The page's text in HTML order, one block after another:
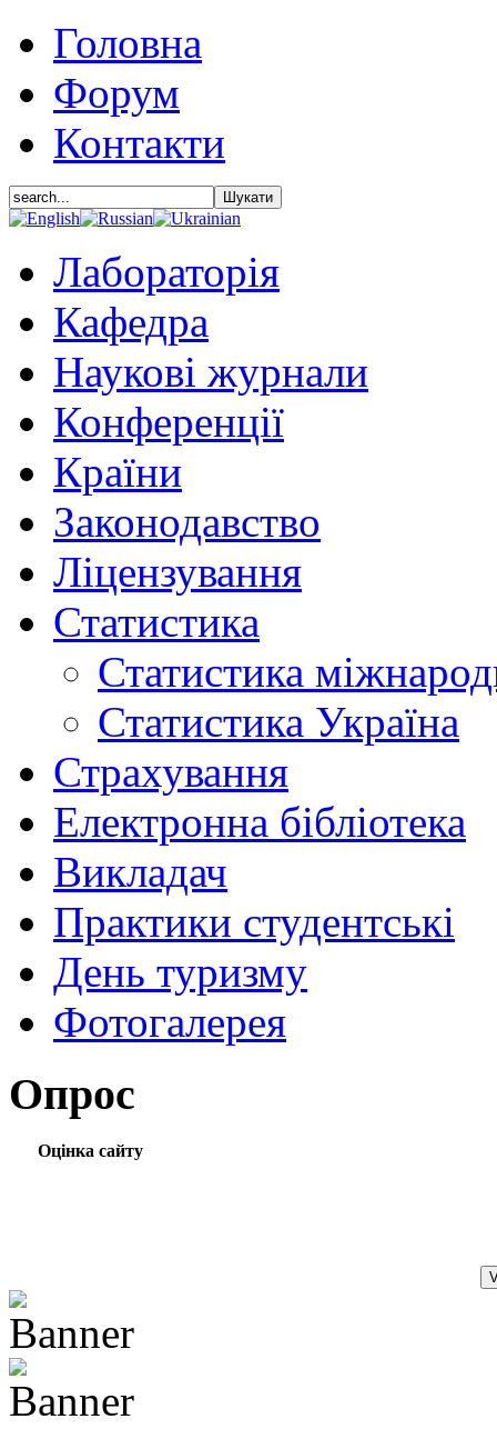
Головна
Форум
Контакти
Лабораторія
Кафедра
Наукові журнали
Конференції
Країни
Законодавство
Ліцензування
Статистика
Статистика
Статистика Україна
Страхування
Електронна бібліотека
Викладач
Практики студентські
День туризму
Фотогалерея
Опрос
Оцінка сайту